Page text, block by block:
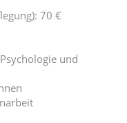
70 €
und